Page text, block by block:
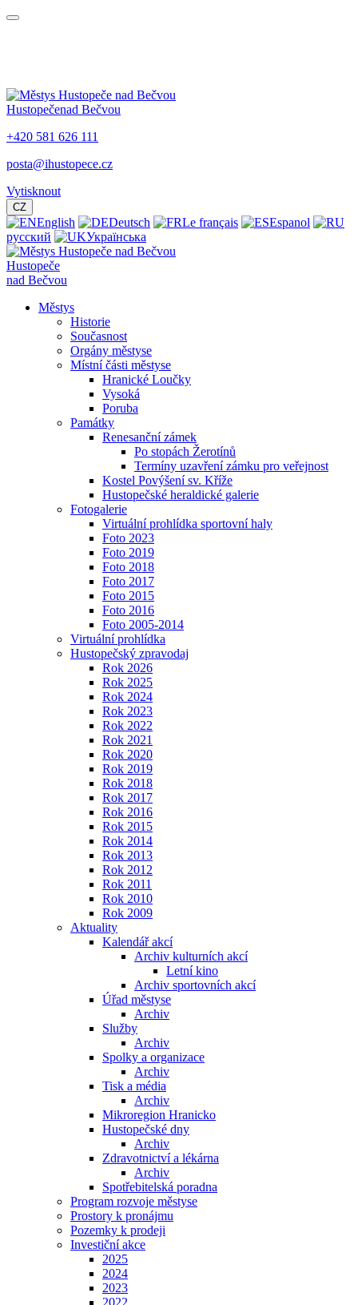
Hustopečenad Bečvou
+420 581 626 111
posta@ihustopece.cz
Vytisknout
CZ
English Deutsch Le français
Espanol
русский
Українська
Hustopeče
nad Bečvou
Městys
Historie
Současnost
Orgány městyse
Místní části městyse
Hranické Loučky
Vysoká
Poruba
Památky
Renesanční zámek
Po stopách Žerotínů
Termíny uzavření zámku pro veřejnost
Kostel Povýšení sv. Kříže
Hustopečské heraldické galerie
Fotogalerie
Virtuální prohlídka sportovní haly
Foto 2023
Foto 2019
Foto 2018
Foto 2017
Foto 2015
Foto 2016
Foto 2005-2014
Virtuální prohlídka
Hustopečský zpravodaj
Rok 2026
Rok 2025
Rok 2024
Rok 2023
Rok 2022
Rok 2021
Rok 2020
Rok 2019
Rok 2018
Rok 2017
Rok 2016
Rok 2015
Rok 2014
Rok 2013
Rok 2012
Rok 2011
Rok 2010
Rok 2009
Aktuality
Kalendář akcí
Archiv kulturních akcí
Letní kino
Archiv sportovních akcí
Úřad městyse
Archiv
Služby
Archiv
Spolky a organizace
Archiv
Tisk a média
Archiv
Mikroregion Hranicko
Hustopečské dny
Archiv
Zdravotnictví a lékárna
Archiv
Spotřebitelská poradna
Program rozvoje městyse
Prostory k pronájmu
Pozemky k prodeji
Investiční akce
2025
2024
2023
2022